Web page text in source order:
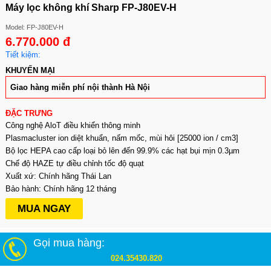
Máy lọc không khí Sharp FP-J80EV-H
Model: FP-J80EV-H
6.770.000 đ
Tiết kiệm:
KHUYẾN MẠI
Giao hàng miễn phí nội thành Hà Nội
ĐẶC TRƯNG
Công nghệ AloT điều khiển thông minh
Plasmacluster ion diệt khuẩn, nấm mốc, mùi hôi [25000 ion / cm3]
Bộ lọc HEPA cao cấp loại bỏ lên đến 99.9% các hạt bụi mịn 0.3µm
Chế độ HAZE tự điều chỉnh tốc độ quạt
Xuất xứ: Chính hãng Thái Lan
Bảo hành: Chính hãng 12 tháng
MUA NGAY
Gọi mua hàng:
024.35430.820